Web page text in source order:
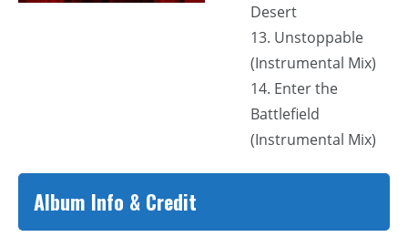
Desert
13. Unstoppable
(Instrumental Mix)
14. Enter the
Battlefield
(Instrumental Mix)
Album Info & Credit